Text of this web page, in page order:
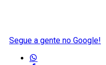
Segue a gente no Google!